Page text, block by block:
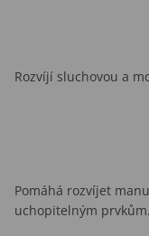
Rozvíjí sluchovou a
Pomáhá rozvíjet
uchopitelným prvkům.